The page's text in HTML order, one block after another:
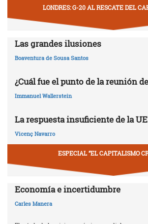
LONDRES: G-20 AL RESCATE DEL
Las grandes ilusiones
Boaventura de Sousa Santos
¿Cuál fue el punto de la reunión
Immanuel Wallerstein
La respuesta insuficiente de la UE
Vicenç Navarro
ESPECIAL “EL CAPITALISMO
Economía e incertidumbre
Carles Manera